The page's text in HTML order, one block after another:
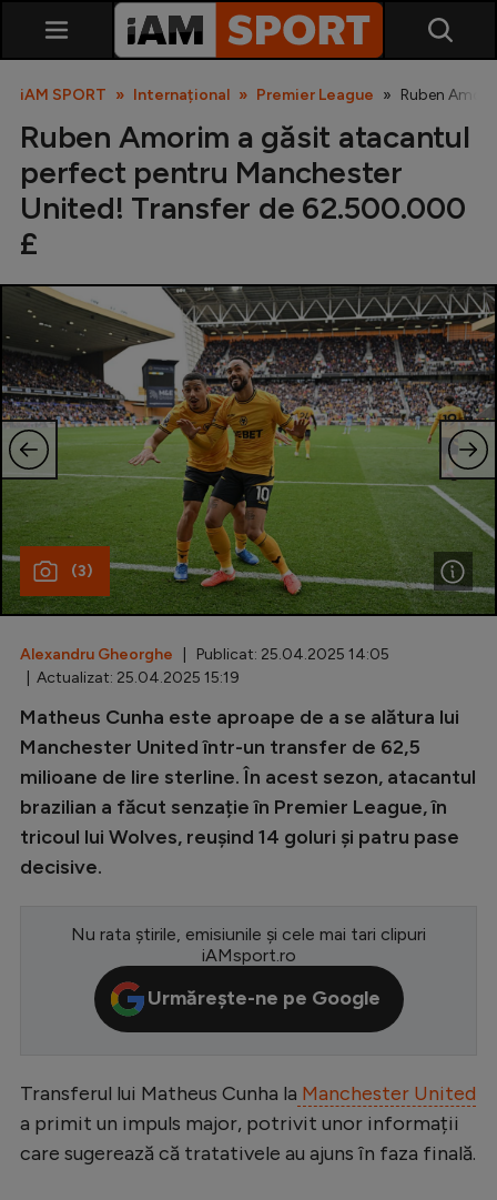
SuperLiga
Liga 2
Cupa României
Echipa Națională
U21
Fotbal feminin
Special
Diverse
Inedit
Clasamente
Champions League
Europa League
Premier League
LaLiga
Ligue 1
Campionate
iAM SPORT Internațional Premier League Ruben
Ruben Amorim a găsit atacantul
perfect pentru Manchester
United! Transfer de 62.500.000
£
(3)
Alexandru Gheorghe | Publicat: 25.04.2025 14:05
| Actualizat: 25.04.2025 15:19
Matheus Cunha este aproape de a se alătura lui
Manchester United într-un transfer de 62,5
milioane de lire sterline. În acest sezon, atacantul
brazilian a făcut senzație în Premier League, în
tricoul lui Wolves, reușind 14 goluri și patru pase
decisive.
Nu rata știrile, emisiunile și cele mai tari clipuri
iAMsport.ro
Urmărește-ne pe Google
Transferul lui Matheus Cunha la Manchester United
a primit un impuls major, potrivit unor informații
care sugerează că tratativele au ajuns în faza finală.